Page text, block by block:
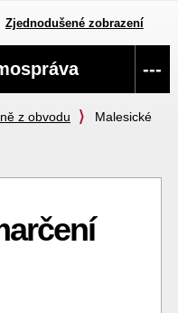
Zjednodušené zobrazení
z obvodu
Malesické
---